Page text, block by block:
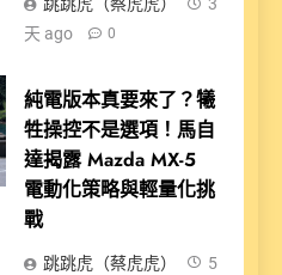
天 ago
0
純電版本真要來了？犧
牲操控不是選項！馬自
達揭露 Mazda MX-5
電動化策略與輕量化挑
戰
跳跳虎（蔡虎虎）
5